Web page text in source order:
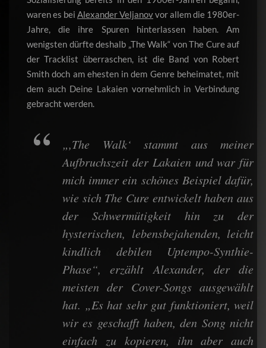
waren es bei Alexander Veljanovvor allem die 1980er-
Jahre, die ihre Spuren hinterlassen haben. Am
wenigsten dürfte deshalb „The Walk“ von The Cure auf
der Tracklist überraschen, ist die Band von Robert
Smith doch am ehesten in dem Genre beheimatet, mit
dem auch Deine Lakaien vornehmlich in Verbindung
gebracht werden.
„,The Walk‘ stammt aus meiner
Aufbruchszeit der Lakaien und war für
mich immer ein schönes Beispiel dafür,
wie sich The Cure entwickelt haben aus
der Schwermütigkeit hin zu der
hysterischen, lebensbejahenden, leicht
kindlich debilen Uptempo-Synthie-
Phase“, erzählt Alexander, der die
meisten der Cover-Songs ausgewählt
hat. „Es hat sehr gut funktioniert, weil
wir es geschafft haben, den Song nicht
einfach zu kopieren, ihn aber auch